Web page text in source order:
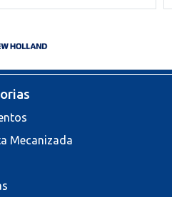
Mecanizada